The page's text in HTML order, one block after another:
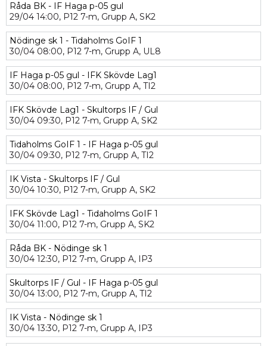
Råda BK - IF Haga p-05 gul
29/04 14:00, P12 7-m, Grupp A, SK2
Nödinge sk 1 - Tidaholms GoIF 1
30/04 08:00, P12 7-m, Grupp A, UL8
IF Haga p-05 gul - IFK Skövde Lag1
30/04 08:00, P12 7-m, Grupp A, TI2
IFK Skövde Lag1 - Skultorps IF / Gul
30/04 09:30, P12 7-m, Grupp A, SK2
Tidaholms GoIF 1 - IF Haga p-05 gul
30/04 09:30, P12 7-m, Grupp A, TI2
IK Vista - Skultorps IF / Gul
30/04 10:30, P12 7-m, Grupp A, SK2
IFK Skövde Lag1 - Tidaholms GoIF 1
30/04 11:00, P12 7-m, Grupp A, SK2
Råda BK - Nödinge sk 1
30/04 12:30, P12 7-m, Grupp A, IP3
Skultorps IF / Gul - IF Haga p-05 gul
30/04 13:00, P12 7-m, Grupp A, TI2
IK Vista - Nödinge sk 1
30/04 13:30, P12 7-m, Grupp A, IP3